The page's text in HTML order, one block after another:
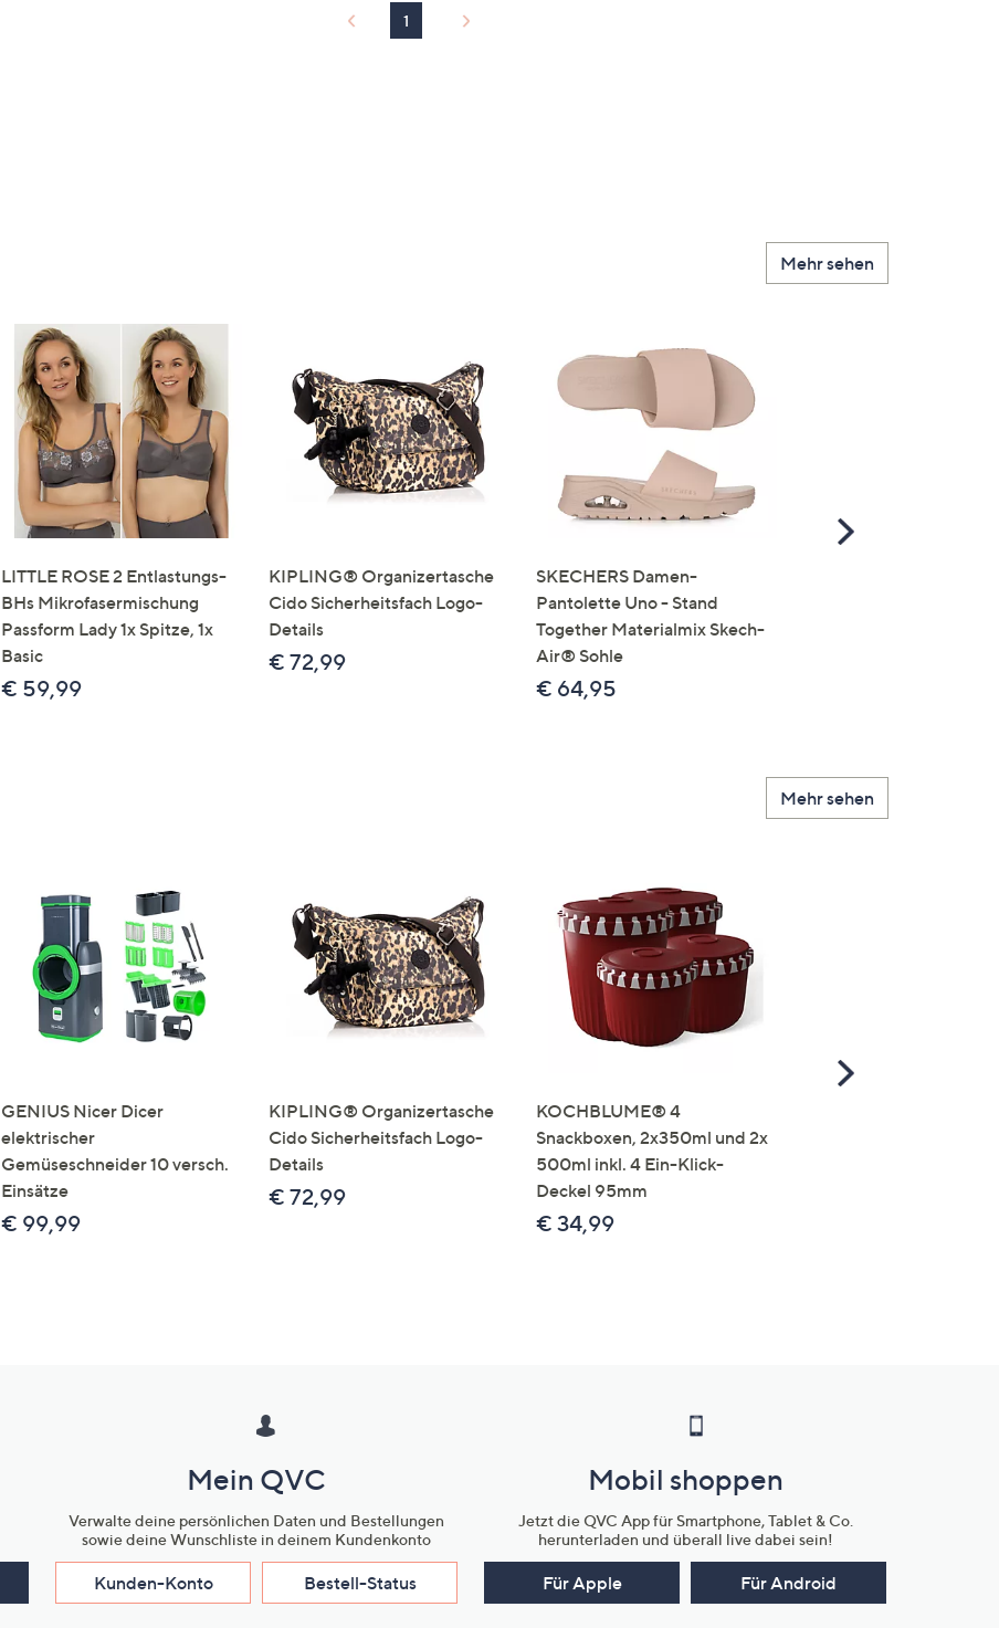
1
Mehr sehen
LITTLE ROSE 2 Entlastungs-
BHs Mikrofasermischung
Passform Lady 1x Spitze, 1x
Basic
€ 59,99
KIPLING® Organizertasche
Cido Sicherheitsfach Logo-
Details
€ 72,99
SKECHERS Damen-
Pantolette Uno - Stand
Together Materialmix Skech-
Air® Sohle
€ 64,95
Scroll
Mehr sehen
GENIUS Nicer Dicer
elektrischer
Gemüseschneider 10 versch.
Einsätze
€ 99,99
KIPLING® Organizertasche
Cido Sicherheitsfach Logo-
Details
€ 72,99
KOCHBLUME® 4
Snackboxen, 2x350ml und 2x
500ml inkl. 4 Ein-Klick-
Deckel 95mm
€ 34,99
Scroll
Mein QVC
Verwalte deine persönlichen Daten und Bestellungen
sowie deine Wunschliste in deinem Kundenkonto
Kunden-Konto Bestell-Status
Mobil shoppen
Jetzt die QVC App für Smartphone, Tablet & Co.
herunterladen und überall live dabei sein!
Für Apple Für Android